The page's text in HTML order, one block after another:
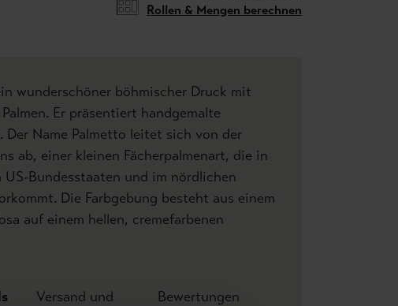
Rollen & Mengen berechnen
wunderschöner böhmischer Druck mit
Er präsentiert handgemalte
Der Name Palmetto leitet sich von der
ab, einer kleinen Fächerpalmenart, die in
US-Bundesstaaten und im nördlichen
Die Farbgebung besteht aus einem
auf einem hellen, cremefarbenen
Versand und
Bewertungen